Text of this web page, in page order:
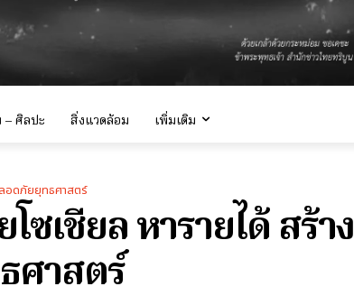
ศิลปะ สิ่งแวดล้อม เพิ่มเติม
อดภัยยุทธศาสตร์
เชียล หารายได้ สร้าง
ศาสตร์